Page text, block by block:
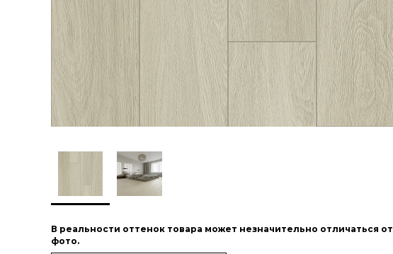
В реальности оттенок товара может незначительно отличаться от
фото.